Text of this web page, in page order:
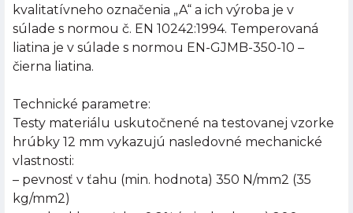
kvalitatívneho označenia „A“ a ich výroba je v
súlade s normou č. EN 10242:1994. Temperovaná
liatina je v súlade s normou EN-GJMB-350-10 –
čierna liatina.
Technické parametre:
Testy materiálu uskutočnené na testovanej vzorke
hrúbky 12 mm vykazujú nasledovné mechanické
vlastnosti:
– pevnosť v ťahu (min. hodnota) 350 N/mm2 (35
kg/mm2)